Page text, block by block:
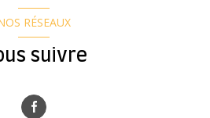
RÉSEAUX
suivre